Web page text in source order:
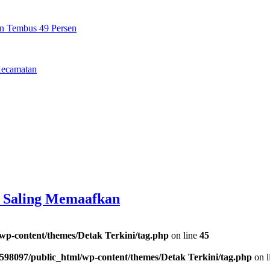
Tembus 49 Persen
Memaafkan
content/themes/Detak Terkini/tag.php on line 45
public_html/wp-content/themes/Detak Terkini/tag.php on